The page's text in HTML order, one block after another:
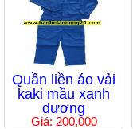
Quần liền áo vải
kaki mầu xanh
dương
Giá: 200,000